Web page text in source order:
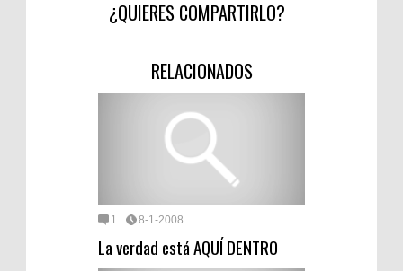
¿QUIERES COMPARTIRLO?
RELACIONADOS
1 8-1-2008
La verdad está AQUÍ DENTRO